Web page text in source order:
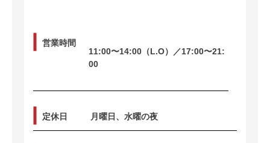
営業時間
11:00〜14:00（L.O）／17:00〜21:
00
定休日 月曜日、水曜の夜